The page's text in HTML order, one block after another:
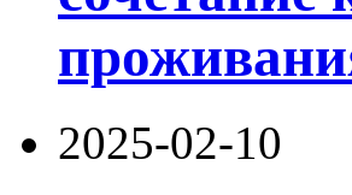
2025-02-10